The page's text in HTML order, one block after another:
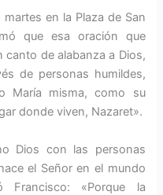
en la Plaza de San
que esa oración que
canto de alabanza a Dios,
de personas humildes,
María misma, como su
donde viven, Nazaret».
Dios con las personas
el Señor en el mundo
Francisco: «Porque la